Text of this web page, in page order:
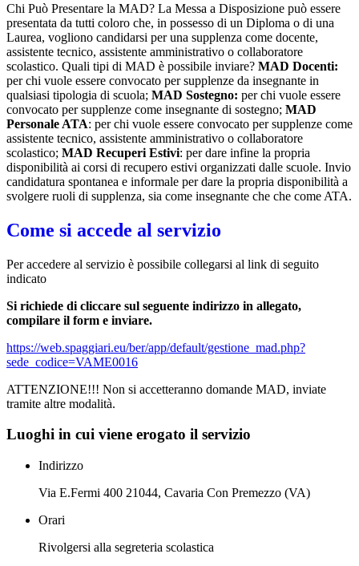
Chi Può Presentare la MAD? La Messa a Disposizione può essere
presentata da tutti coloro che, in possesso di un Diploma o di una
Laurea, vogliono candidarsi per una supplenza come docente,
assistente tecnico, assistente amministrativo o collaboratore
scolastico. Quali tipi di MAD è possibile inviare? MAD Docenti:
per chi vuole essere convocato per supplenze da insegnante in
qualsiasi tipologia di scuola; MAD Sostegno: per chi vuole essere
convocato per supplenze come insegnante di sostegno; MAD
Personale ATA: per chi vuole essere convocato per supplenze come
assistente tecnico, assistente amministrativo o collaboratore
scolastico; MAD Recuperi Estivi: per dare infine la propria
disponibilità ai corsi di recupero estivi organizzati dalle scuole. Invio
candidatura spontanea e informale per dare la propria disponibilità a
svolgere ruoli di supplenza, sia come insegnante che che come ATA.
Come si accede al servizio
Per accedere al servizio è possibile collegarsi al link di seguito
indicato
Si richiede di cliccare sul seguente indirizzo in allegato,
compilare il form e inviare.
https://web.spaggiari.eu/ber/app/default/gestione_mad.php?
sede_codice=VAME0016
ATTENZIONE!!! Non si accetteranno domande MAD, inviate
tramite altre modalità.
Luoghi in cui viene erogato il servizio
Indirizzo
Via E.Fermi 400 21044, Cavaria Con Premezzo (VA)
Orari
Rivolgersi alla segreteria scolastica